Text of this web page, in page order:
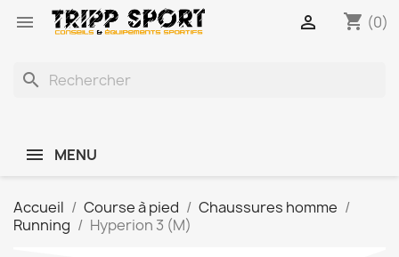
 shopping_cart (0)

search
MENU
Accueil Course à pied
Chaussures homme
Running
Hyperion 3 (M)